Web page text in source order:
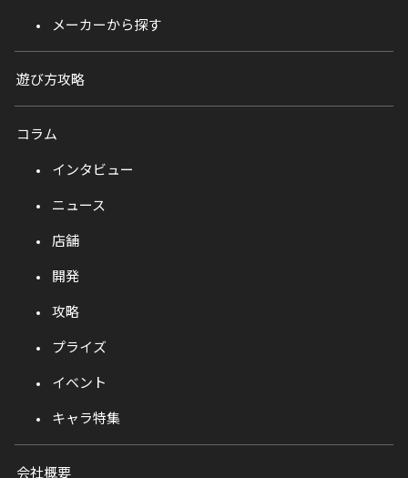
メーカーから探す
遊び方攻略
コラム
インタビュー
ニュース
店舗
開発
攻略
プライズ
イベント
キャラ特集
会社概要